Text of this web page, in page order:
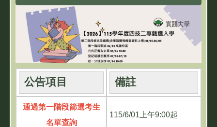
公告項目 備註
通過第一階段篩選考生
名單查詢
115/6/01上午9:00起